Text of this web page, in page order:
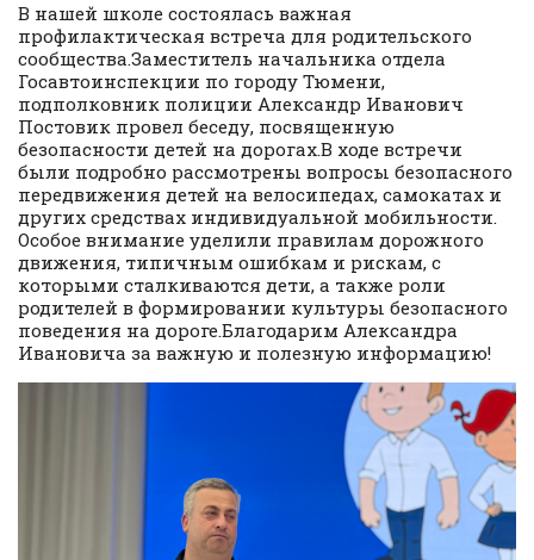
В нашей школе состоялась важная
профилактическая встреча для родительского
сообщества.Заместитель начальника отдела
Госавтоинспекции по городу Тюмени,
подполковник полиции Александр Иванович
Постовик провел беседу, посвященную
безопасности детей на дорогах.В ходе встречи
были подробно рассмотрены вопросы безопасного
передвижения детей на велосипедах, самокатах и
других средствах индивидуальной мобильности.
Особое внимание уделили правилам дорожного
движения, типичным ошибкам и рискам, с
которыми сталкиваются дети, а также роли
родителей в формировании культуры безопасного
поведения на дороге.Благодарим Александра
Ивановича за важную и полезную информацию!